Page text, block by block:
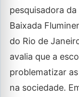
pesquisadora
Baixada
do Rio de
avalia que a
problematizar
na sociedade.